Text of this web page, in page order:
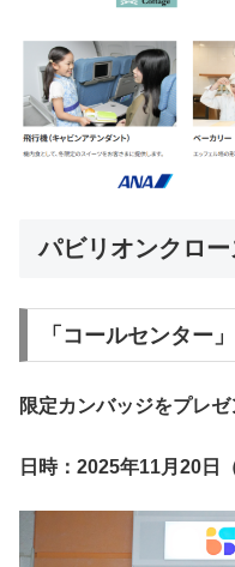
パビリオンクロ
「コールセンター
限定カンバッジをプレゼ
日時：2025年11月20日